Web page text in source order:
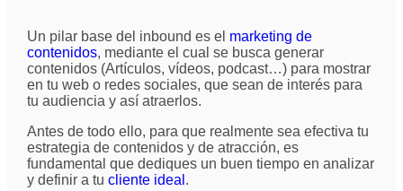
Un pilar base del inbound es el marketing de
contenidos, mediante el cual se busca generar
contenidos (Artículos, vídeos, podcast…) para mostrar
en tu web o redes sociales, que sean de interés para
tu audiencia y así atraerlos.
Antes de todo ello, para que realmente sea efectiva tu
estrategia de contenidos y de atracción, es
fundamental que dediques un buen tiempo en analizar
y definir a tu cliente ideal .